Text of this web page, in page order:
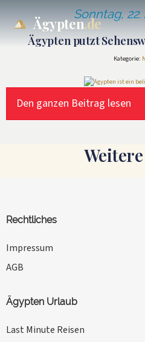
Ägypten.de
Sonntag, 22.
Ägypten putzt
Kategorie:
Den ganzen Beitrag lesen
Rechtliches
Impressum
AGB
Ägypten Urlaub
Last Minute Reisen